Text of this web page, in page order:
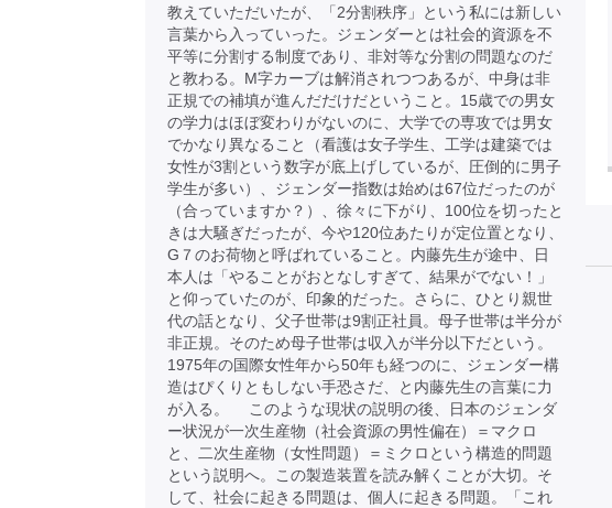
教えていただいたが、「2分割秩序」という私には新しい
言葉から入っていった。ジェンダーとは社会的資源を不
平等に分割する制度であり、非対等な分割の問題なのだ
と教わる。M字カーブは解消されつつあるが、中身は非
正規での補填が進んだだけだということ。15歳での男女
の学力はほぼ変わりがないのに、大学での専攻では男女
でかなり異なること（看護は女子学生、工学は建築では
女性が3割という数字が底上げしているが、圧倒的に男子
学生が多い）、ジェンダー指数は始めは67位だったのが
（合っていますか？）、徐々に下がり、100位を切ったと
きは大騒ぎだったが、今や120位あたりが定位置となり、
G７のお荷物と呼ばれていること。内藤先生が途中、日
本人は「やることがおとなしすぎて、結果がでない！」
と仰っていたのが、印象的だった。さらに、ひとり親世
代の話となり、父子世帯は9割正社員。母子世帯は半分が
非正規。そのため母子世帯は収入が半分以下だという。
1975年の国際女性年から50年も経つのに、ジェンダー構
造はぴくりともしない手恐さだ、と内藤先生の言葉に力
が入る。 このような現状の説明の後、日本のジェンダ
ー状況が一次生産物（社会資源の男性偏在）＝マクロ
と、二次生産物（女性問題）＝ミクロという構造的問題
という説明へ。この製造装置を読み解くことが大切。そ
して、社会に起きる問題は、個人に起きる問題。「これ